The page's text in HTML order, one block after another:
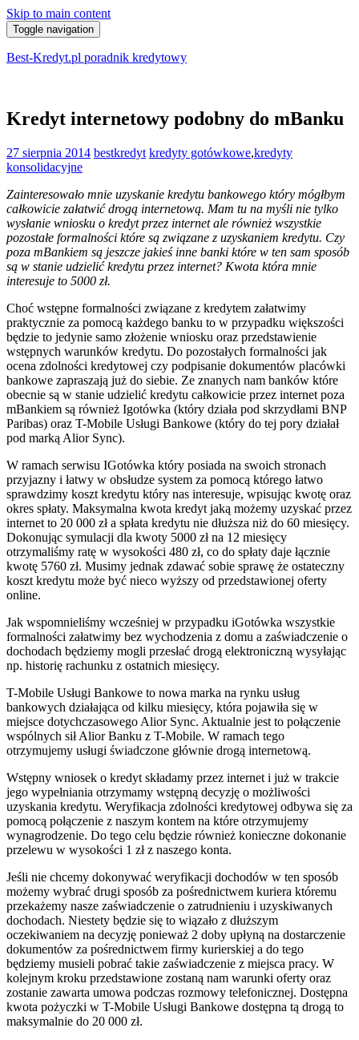
Skip to main content
Toggle navigation
Best-Kredyt.pl poradnik kredytowy
Kredyt internetowy podobny do mBanku
27 sierpnia 2014 bestkredyt kredyty gotówkowe,kredyty
konsolidacyjne
Zainteresowało mnie uzyskanie kredytu bankowego który mógłbym
całkowicie załatwić drogą internetową. Mam tu na myśli nie tylko
wysłanie wniosku o kredyt przez internet ale również wszystkie
pozostałe formalności które są związane z uzyskaniem kredytu. Czy
poza mBankiem są jeszcze jakieś inne banki które w ten sam sposób
są w stanie udzielić kredytu przez internet? Kwota która mnie
interesuje to 5000 zł.
Choć wstępne formalności związane z kredytem załatwimy
praktycznie za pomocą każdego banku to w przypadku większości
będzie to jedynie samo złożenie wniosku oraz przedstawienie
wstępnych warunków kredytu. Do pozostałych formalności jak
ocena zdolności kredytowej czy podpisanie dokumentów placówki
bankowe zapraszają już do siebie. Ze znanych nam banków które
obecnie są w stanie udzielić kredytu całkowicie przez internet poza
mBankiem są również Igotówka (który działa pod skrzydłami BNP
Paribas) oraz T-Mobile Usługi Bankowe (który do tej pory działał
pod marką Alior Sync).
W ramach serwisu IGotówka który posiada na swoich stronach
przyjazny i łatwy w obsłudze system za pomocą którego łatwo
sprawdzimy koszt kredytu który nas interesuje, wpisując kwotę oraz
okres spłaty. Maksymalna kwota kredyt jaką możemy uzyskać przez
internet to 20 000 zł a spłata kredytu nie dłuższa niż do 60 miesięcy.
Dokonując symulacji dla kwoty 5000 zł na 12 miesięcy
otrzymaliśmy ratę w wysokości 480 zł, co do spłaty daje łącznie
kwotę 5760 zł. Musimy jednak zdawać sobie sprawę że ostateczny
koszt kredytu może być nieco wyższy od przedstawionej oferty
online.
Jak wspomnieliśmy wcześniej w przypadku iGotówka wszystkie
formalności załatwimy bez wychodzenia z domu a zaświadczenie o
dochodach będziemy mogli przesłać drogą elektroniczną wysyłając
np. historię rachunku z ostatnich miesięcy.
T-Mobile Usługi Bankowe to nowa marka na rynku usług
bankowych działająca od kilku miesięcy, która pojawiła się w
miejsce dotychczasowego Alior Sync. Aktualnie jest to połączenie
wspólnych sił Alior Banku z T-Mobile. W ramach tego
otrzymujemy usługi świadczone głównie drogą internetową.
Wstępny wniosek o kredyt składamy przez internet i już w trakcie
jego wypełniania otrzymamy wstępną decyzję o możliwości
uzyskania kredytu. Weryfikacja zdolności kredytowej odbywa się za
pomocą połączenie z naszym kontem na które otrzymujemy
wynagrodzenie. Do tego celu będzie również konieczne dokonanie
przelewu w wysokości 1 zł z naszego konta.
Jeśli nie chcemy dokonywać weryfikacji dochodów w ten sposób
możemy wybrać drugi sposób za pośrednictwem kuriera któremu
przekażemy nasze zaświadczenie o zatrudnieniu i uzyskiwanych
dochodach. Niestety będzie się to wiązało z dłuższym
oczekiwaniem na decyzję ponieważ 2 doby upłyną na dostarczenie
dokumentów za pośrednictwem firmy kurierskiej a do tego
będziemy musieli pobrać takie zaświadczenie z miejsca pracy. W
kolejnym kroku przedstawione zostaną nam warunki oferty oraz
zostanie zawarta umowa podczas rozmowy telefonicznej. Dostępna
kwota pożyczki w T-Mobile Usługi Bankowe dostępna tą drogą to
maksymalnie do 20 000 zł.